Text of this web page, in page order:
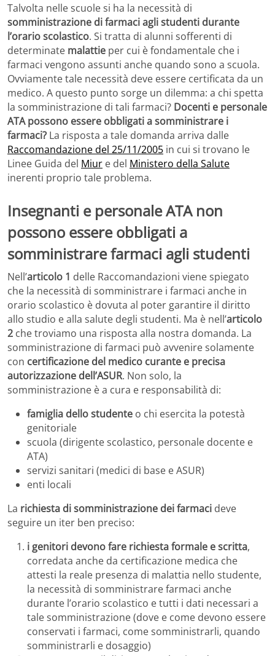
Talvolta nelle scuole si ha la necessità di
somministrazione di farmaci agli studenti durante
l’orario scolastico. Si tratta di alunni sofferenti di
determinate malattie per cui è fondamentale che i
farmaci vengono assunti anche quando sono a scuola.
Ovviamente tale necessità deve essere certificata da un
medico. A questo punto sorge un dilemma: a chi spetta
la somministrazione di tali farmaci? Docenti e personale
ATA possono essere obbligati a somministrare i
farmaci? La risposta a tale domanda arriva dalle
Raccomandazione del 25/11/2005 in cui si trovano le
Linee Guida del Miur e del Ministero della Salute
inerenti proprio tale problema.
Insegnanti e personale ATA non
possono essere obbligati a
somministrare farmaci agli studenti
Nell’articolo 1 delle Raccomandazioni viene spiegato
che la necessità di somministrare i farmaci anche in
orario scolastico è dovuta al poter garantire il diritto
allo studio e alla salute degli studenti. Ma è nell’articolo
2 che troviamo una risposta alla nostra domanda. La
somministrazione di farmaci può avvenire solamente
con certificazione del medico curante e precisa
autorizzazione dell’ASUR. Non solo, la
somministrazione è a cura e responsabilità di:
famiglia dello studente o chi esercita la potestà
genitoriale
scuola (dirigente scolastico, personale docente e
ATA)
servizi sanitari (medici di base e ASUR)
enti locali
La richiesta di somministrazione dei farmaci deve
seguire un iter ben preciso:
i genitori devono fare richiesta formale e scritta,
corredata anche da certificazione medica che
attesti la reale presenza di malattia nello studente,
la necessità di somministrare farmaci anche
durante l’orario scolastico e tutti i dati necessari a
tale somministrazione (dove e come devono essere
conservati i farmaci, come somministrarli, quando
somministrarli e dosaggio)